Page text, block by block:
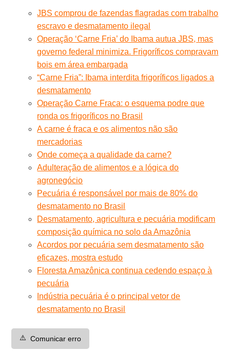
JBS comprou de fazendas flagradas com trabalho
escravo e desmatamento ilegal
Operação ‘Carne Fria’ do Ibama autua JBS, mas
governo federal minimiza. Frigoríficos compravam
bois em área embargada
“Carne Fria”: Ibama interdita frigoríficos ligados a
desmatamento
Operação Carne Fraca: o esquema podre que
ronda os frigoríficos no Brasil
A carne é fraca e os alimentos não são
mercadorias
Onde começa a qualidade da carne?
Adulteração de alimentos e a lógica do
agronegócio
Pecuária é responsável por mais de 80% do
desmatamento no Brasil
Desmatamento, agricultura e pecuária modificam
composição química no solo da Amazônia
Acordos por pecuária sem desmatamento são
eficazes, mostra estudo
Floresta Amazônica continua cedendo espaço à
pecuária
Indústria pecuária é o principal vetor de
desmatamento no Brasil
⚠️ Comunicar erro